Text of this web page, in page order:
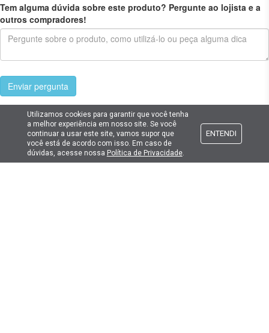
Tem alguma dúvida sobre este produto? Pergunte ao lojista e a
outros compradores!
Enviar pergunta
Cadastre seu e-mail
E fique por dentro das promoções e novidades da Lima Hobbies!
Utilizamos cookies para garantir que você tenha
a melhor experiência em nosso site. Se você
continuar a usar este site, vamos supor que
você está de acordo com isso. Em caso de
dúvidas, acesse nossa Política de Privacidade.
ENTENDI